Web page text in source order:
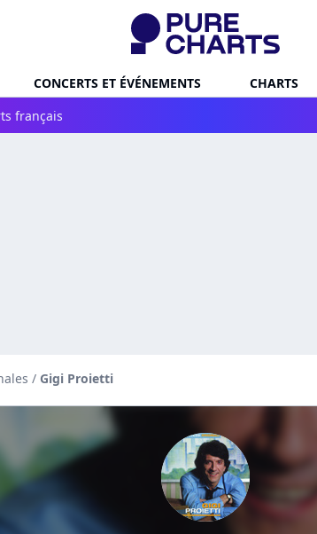
CONCERTS ET ÉVÉNEMENTS CHARTS
français
/ Gigi Proietti